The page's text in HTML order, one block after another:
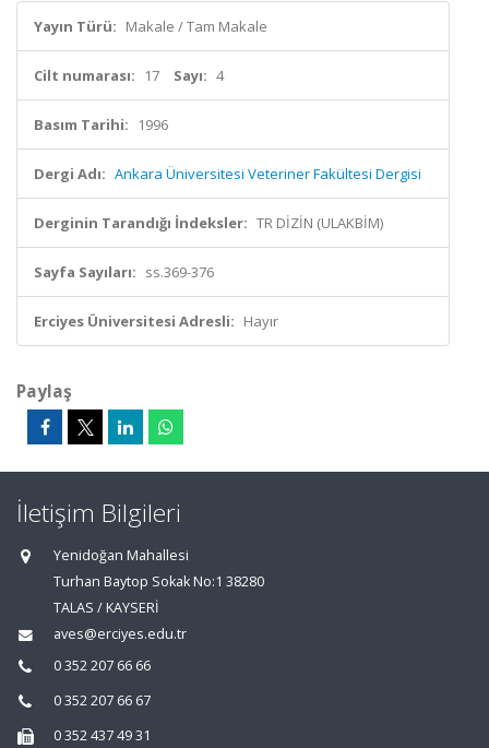
Yayın Türü: Makale / Tam Makale
Cilt numarası: 17 Sayı: 4
Basım Tarihi: 1996
Dergi Adı: Ankara Üniversitesi Veteriner Fakültesi Dergisi
Derginin Tarandığı İndeksler: TR DİZİN (ULAKBİM)
Sayfa Sayıları: ss.369-376
Erciyes Üniversitesi Adresli: Hayır
Paylaş
İletişim Bilgileri
Yenidoğan Mahallesi
Turhan Baytop Sokak No:1 38280
TALAS / KAYSERİ
aves@erciyes.edu.tr
0 352 207 66 66
0 352 207 66 67
0 352 437 49 31